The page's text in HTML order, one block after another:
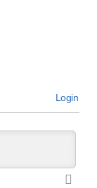
Login